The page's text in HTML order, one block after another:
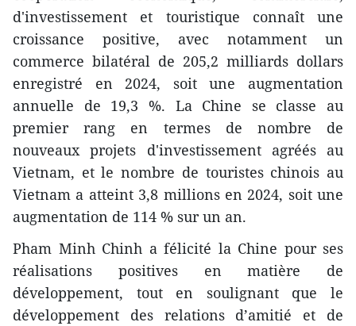
d'investissement et touristique connaît une
croissance positive, avec notamment un
commerce bilatéral de 205,2 milliards dollars
enregistré en 2024, soit une augmentation
annuelle de 19,3 %. La Chine se classe au
premier rang en termes de nombre de
nouveaux projets d'investissement agréés au
Vietnam, et le nombre de touristes chinois au
Vietnam a atteint 3,8 millions en 2024, soit une
augmentation de 114 % sur un an.
Pham Minh Chinh a félicité la Chine pour ses
réalisations positives en matière de
développement, tout en soulignant que le
développement des relations d’amitié et de